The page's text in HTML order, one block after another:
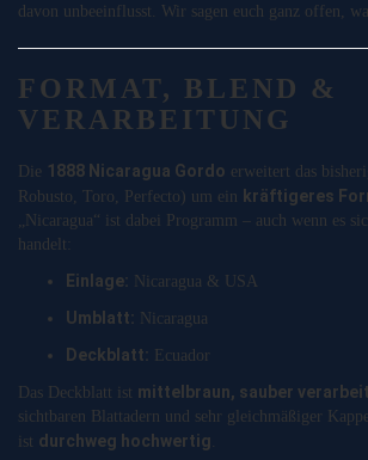
davon unbeeinflusst. Wir sagen euch ganz offen,
FORMAT, BLEND &
VERARBEITUNG
Die 1888 Nicaragua Gordo erweitert das
Robusto, Toro, Perfecto) um ein kräftigeres
„Nicaragua“ ist dabei Programm – auch wenn es
handelt:
Einlage: Nicaragua & USA
Umblatt: Nicaragua
Deckblatt: Ecuador
Das Deckblatt ist mittelbraun, sauber
sichtbaren Blattadern und sehr gleichmäßiger
ist durchweg hochwertig